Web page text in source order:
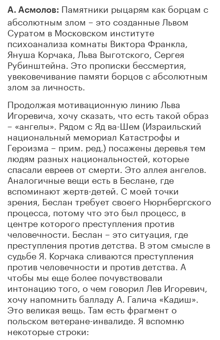
А. Асмолов: Памятники рыцарям как борцам с
абсолютным злом – это созданные Львом
Суратом в Московском институте
психоанализа комнаты Виктора Франкла,
Януша Корчака, Льва Выготского, Сергея
Рубинштейна. Это прописки бессмертия,
увековечивание памяти борцов с абсолютным
злом за личность.
Продолжая мотивационную линию Льва
Игоревича, хочу сказать, что есть такой образ
– «ангелы». Рядом с Яд ва-Шем (Израильский
национальный мемориал Катастрофы и
Героизма – прим. ред.) посажены деревья тем
людям разных национальностей, которые
спасали евреев от смерти. Это аллея ангелов.
Аналогичные вещи есть в Беслане, где
вспоминают жертв-детей. С моей точки
зрения, Беслан требует своего Нюрнбергского
процесса, потому что это был процесс, в
центре которого преступления против
человечности. Беслан – это ситуация, где
преступления против детства. В этом смысле в
судьбе Я. Корчака сливаются преступления
против человечности и против детства. А
чтобы мы еще более почувствовали
интонацию того, о чем говорил Лев Игоревич,
хочу напомнить балладу А. Галича «Кадиш».
Это великая вещь. Там есть фрагмент о
польском ветеране-инвалиде. Я вспомню
некоторые строки: